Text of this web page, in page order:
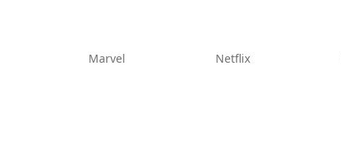
Marvel Netflix